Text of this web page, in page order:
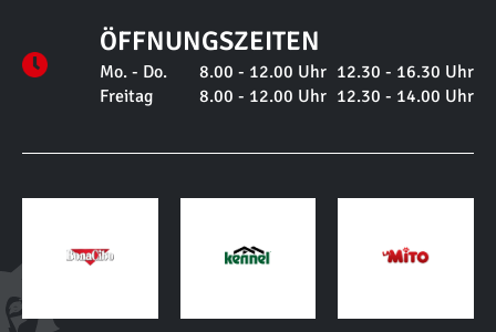
ÖFFNUNGSZEITEN
Mo. - Do. 8.00 - 12.00 Uhr 12.30 - 16.30 Uhr
Freitag
8.00 - 12.00 Uhr 12.30 - 14.00 Uhr